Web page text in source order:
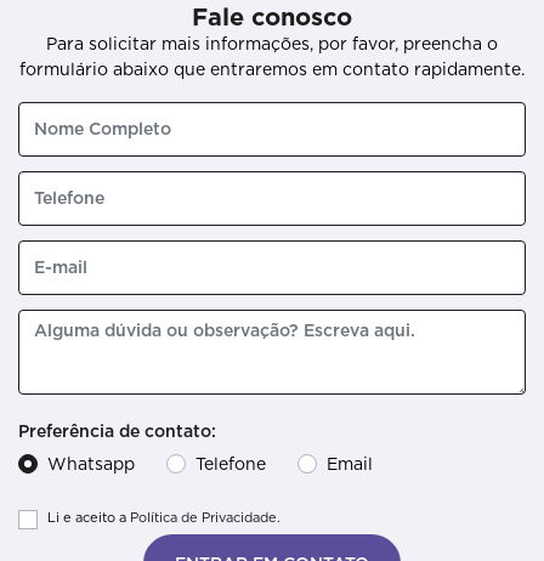
Fale conosco
Para solicitar mais informações, por favor, preencha o
formulário abaixo que entraremos em contato rapidamente.
Preferência de contato:
Whatsapp
Telefone Email
Li e aceito a Política de Privacidade.